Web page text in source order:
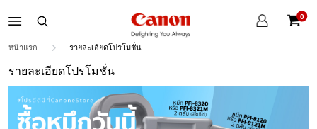
บัญชี
ของ
0
หน้าแรก รายละเอียดโปรโมชั่น
รายละเอียดโปรโมชั่น